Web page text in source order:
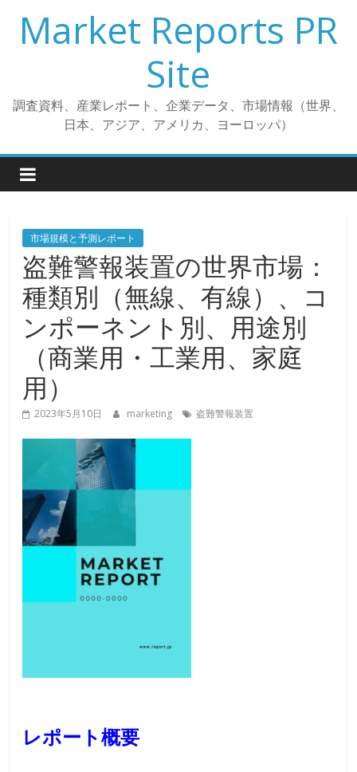
プ
Market Reports PR
Site
調査資料、産業レポート、企業データ、市場情報（世界、
日本、アジア、アメリカ、ヨーロッパ）
市場規模と予測レポート
盗難警報装置の世界市場：
種類別（無線、有線）、コ
ンポーネント別、用途別
（商業用・工業用、家庭
用）
2023年5月10日 marketing 盗難警報装置
レポート概要